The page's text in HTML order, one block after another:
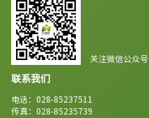
关注微信公众号
联系我们
电话：028-85237511
传真：028-85235739